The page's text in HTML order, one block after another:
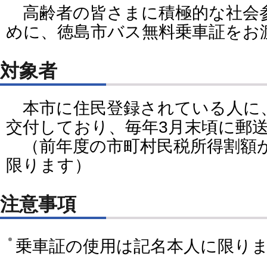
高齢者の皆さまに積極的な社会
めに、徳島市バス無料乗車証を
対象者
本市に住民登録されている人に
交付しており、毎年3月末頃に郵
（前年度の市町村民税所得割額
限ります）
注意事項
乗車証の使用は記名本人に限り